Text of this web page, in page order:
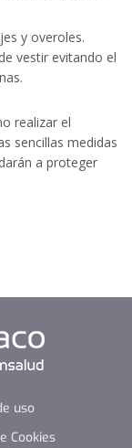
y overoles.
vestir evitando el
realizar el
sencillas medidas
a proteger
uso
Cookies